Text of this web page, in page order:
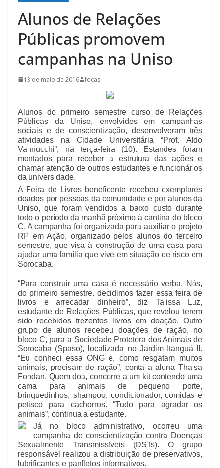
Alunos de Relações
Públicas promovem
campanhas na Uniso
13 de maio de 2016 focas
Alunos do primeiro semestre curso de Relações
Públicas da Uniso, envolvidos em campanhas
sociais e de conscientização, desenvolveram três
atividades na Cidade Universitária “Prof. Aldo
Vannucchi”, na terça-feira (10). Estandes foram
montados para receber a estrutura das ações e
chamar atenção de outros estudantes e funcionários
da universidade.
A Feira de Livros beneficente recebeu exemplares
doados por pessoas da comunidade e por alunos da
Uniso, que foram vendidos a baixo custo durante
todo o período da manhã próximo à cantina do bloco
C. A campanha foi organizada para auxiliar o projeto
RP em Ação, organizado pelos alunos do terceiro
semestre, que visa à construção de uma casa para
ajudar uma família que vive em situação de risco em
Sorocaba.
“Para construir uma casa é necessário verba. Nós,
do primeiro semestre, decidimos fazer essa feira de
livros e arrecadar dinheiro”, diz Talissa Luz,
estudante de Relações Públicas, que revelou terem
sido recebidos trezentos livros em doação. Outro
grupo de alunos recebeu doações de ração, no
bloco C, para a Sociedade Protetora dos Animais de
Sorocaba (Spaso), localizada no Jardim Itanguá II.
“Eu conheci essa ONG e, como resgatam muitos
animais, precisam de ração”, conta a aluna Thaisa
Fondan. Quem doa, concorre a um kit contendo uma
cama para animais de pequeno porte,
brinquedinhos, shampoo, condicionador, comidas e
petisco para cachorros. “Tudo para agradar os
animais”, continua a estudante.
Já no bloco administrativo, ocorreu uma
campanha de conscientização contra Doenças
Sexualmente Transmissíveis (DSTs). O grupo
responsável realizou a distribuição de preservativos,
lubrificantes e panfletos informativos.